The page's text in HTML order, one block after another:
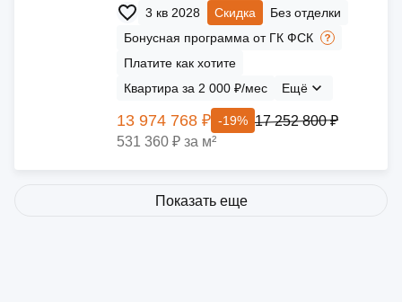
3 кв 2028 Скидка
Без отделки
Бонусная программа от ГК ФСК
Платите как хотите
Квартира за 2 000 ₽/мес
Ещё
13 974 768 ₽ -19% 17 252 800 ₽
531 360 ₽ за м²
Показать еще